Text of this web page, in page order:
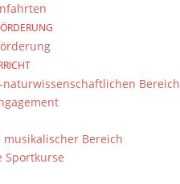
naturwissenschaftlichen Bereich
Bereich
Sportkurse